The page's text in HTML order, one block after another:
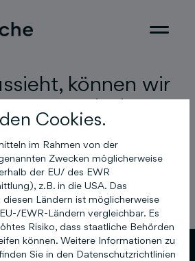
können wir
wonach du
Suche
zur Startseite.
Cookies.
im Rahmen von der
Zwecken möglicherweise
der EU/ des EWR
z.B. in die USA. Das
Ländern ist möglicherweise
EWR-Ländern vergleichbar. Es
Risiko, dass staatliche Behörden
können. Weitere Informationen zu
Sie in den Datenschutzrichtlinien